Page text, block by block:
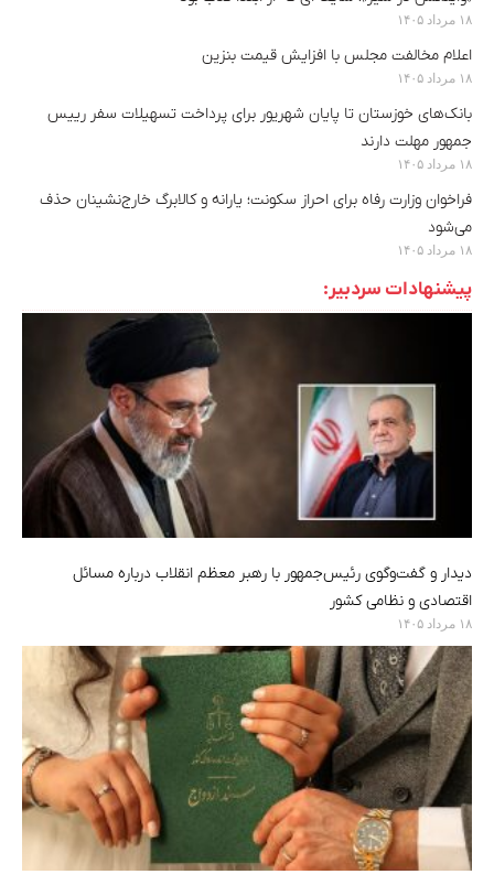
۱۸ مرداد ۱۴۰۵
اعلام مخالفت مجلس با افزایش قیمت بنزین
۱۸ مرداد ۱۴۰۵
بانک‌های خوزستان تا پایان شهریور برای پرداخت تسهیلات سفر رییس
جمهور مهلت دارند
۱۸ مرداد ۱۴۰۵
فراخوان وزارت رفاه برای احراز سکونت؛ یارانه و کالابرگ خارج‌نشینان حذف
می‌شود
۱۸ مرداد ۱۴۰۵
پیشنهادات سردبیر:
دیدار و گفت‌وگوی رئیس‌جمهور با رهبر معظم انقلاب درباره مسائل
اقتصادی و نظامی کشور
۱۸ مرداد ۱۴۰۵